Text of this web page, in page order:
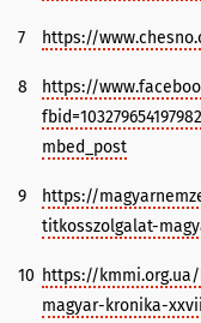
7 https://
8
https://
mbed_post
9
https://
titkosszolgalat-
10 https://
magyar-kronika-